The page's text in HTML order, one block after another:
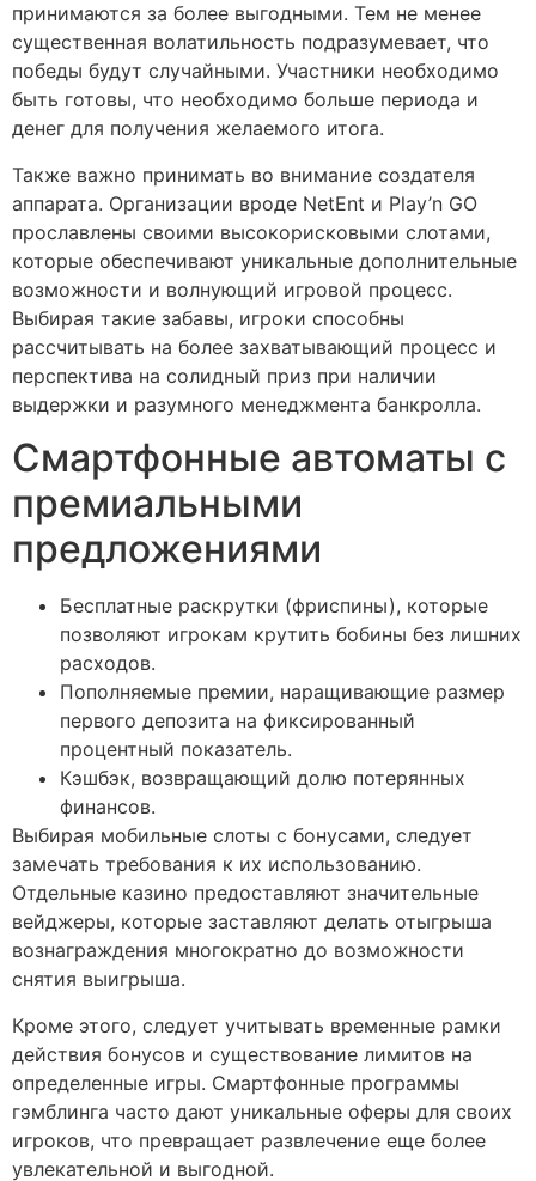
принимаются за более выгодными. Тем не менее
существенная волатильность подразумевает, что
победы будут случайными. Участники необходимо
быть готовы, что необходимо больше периода и
денег для получения желаемого итога.
Также важно принимать во внимание создателя
аппарата. Организации вроде NetEnt и Play’n GO
прославлены своими высокорисковыми слотами,
которые обеспечивают уникальные дополнительные
возможности и волнующий игровой процесс.
Выбирая такие забавы, игроки способны
рассчитывать на более захватывающий процесс и
перспектива на солидный приз при наличии
выдержки и разумного менеджмента банкролла.
Смартфонные автоматы с
премиальными
предложениями
Бесплатные раскрутки (фриспины), которые
позволяют игрокам крутить бобины без лишних
расходов.
Пополняемые премии, наращивающие размер
первого депозита на фиксированный
процентный показатель.
Кэшбэк, возвращающий долю потерянных
финансов.
Выбирая мобильные слоты с бонусами, следует
замечать требования к их использованию.
Отдельные казино предоставляют значительные
вейджеры, которые заставляют делать отыгрыша
вознаграждения многократно до возможности
снятия выигрыша.
Кроме этого, следует учитывать временные рамки
действия бонусов и существование лимитов на
определенные игры. Смартфонные программы
гэмблинга часто дают уникальные оферы для своих
игроков, что превращает развлечение еще более
увлекательной и выгодной.